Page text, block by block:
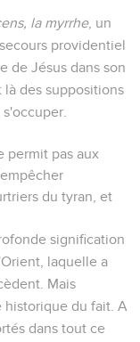
la myrrhe, un
providentiel
de Jésus dans son
là des suppositions
permit pas aux
du tyran, et
signification
laquelle a
Mais
historique du fait. A
dans tout ce